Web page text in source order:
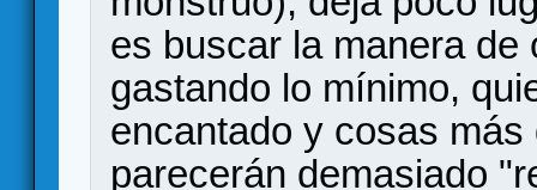
es buscar la manera de
gastando lo mínimo,
encantado y cosas
parecerán demasiado